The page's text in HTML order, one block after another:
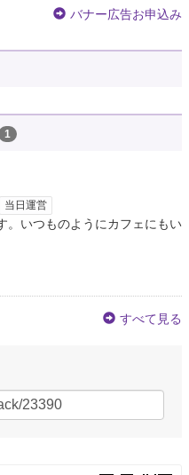
バナー広告お申込み
1
当日運営
。いつものようにカフェにもい
すべて見る